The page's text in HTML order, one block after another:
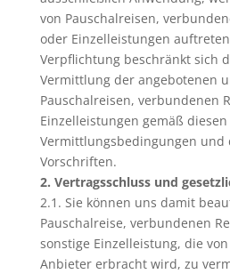
von Pauschalreisen,
oder Einzelleistungen
Verpflichtung beschränkt sich
Vermittlung der angebotenen
Pauschalreisen, verbundenen
Einzelleistungen gemäß diesen
Vermittlungsbedingungen und
Vorschriften.
2. Vertragsschluss und
2.1. Sie können uns damit
Pauschalreise, verbundenen
sonstige Einzelleistung, die
Anbieter erbracht wird, zu